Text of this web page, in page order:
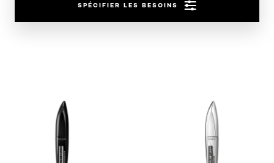
SPÉCIFIER LES BESOINS